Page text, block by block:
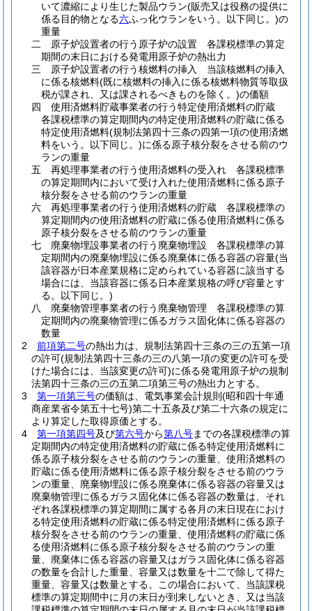
いて濃縮により生じた製品ウラン(販売又は役務の提供に
係る目的物となる六ふっ化ウランをいう。以下同じ。)の
重量
二
原子炉設置者の行う原子炉の設置 各課税標準の算定
期間の末日における発電用原子炉の熱出力
三
原子炉設置者の行う核燃料の挿入 当該核燃料の挿入
に係る核燃料(既に核燃料の挿入に係る核燃料物質等取扱
税が課され、又は課されるべきものを除く。)の価額
四
使用済燃料貯蔵事業者の行う特定使用済燃料の貯蔵
各課税標準の算定期間内の特定使用済燃料の貯蔵に係る
特定使用済燃料(規制法第四十三条の四第一項の使用済燃
料をいう。以下同じ。)に係る原子核分裂をさせる前のウ
ランの重量
五
再処理事業者の行う使用済燃料の受入れ 各課税標準
の算定期間内において受け入れた使用済燃料に係る原子
核分裂をさせる前のウランの重量
六
再処理事業者の行う使用済燃料の貯蔵 各課税標準の
算定期間内の使用済燃料の貯蔵に係る使用済燃料に係る
原子核分裂をさせる前のウランの重量
七
廃棄物埋設事業者の行う廃棄物埋設 各課税標準の算
定期間内の廃棄物埋設に係る廃棄体に係る容器の容量(当
該容器が日本産業規格に定められている容器に該当する
場合には、当該容器に係る日本産業規格の呼び容量とす
る。以下同じ。)
八
廃棄物管理事業者の行う廃棄物管理 各課税標準の算
定期間内の廃棄物管理に係るガラス固化体に係る容器の
数量
2
前項第二号の熱出力は、規制法第四十三条の三の五第一項
の許可(規制法第四十三条の三の八第一項の変更の許可を受
けた場合には、当該変更の許可)に係る発電用原子炉の規制
法第四十三条の三の五第二項第三号の熱出力とする。
3
第一項第三号の価額は、電気事業会計規則 (昭和四十年通
商産業省令第五十七号)第二十五条及び第二十六条の規定に
より算定した取得原価とする。
4
第一項第四号及び第六号から第八号までの各課税標準の算
定期間内の特定使用済燃料の貯蔵に係る特定使用済燃料に
係る原子核分裂をさせる前のウランの重量、使用済燃料の
貯蔵に係る使用済燃料に係る原子核分裂をさせる前のウラ
ンの重量、廃棄物埋設に係る廃棄体に係る容器の容量又は
廃棄物管理に係るガラス固化体に係る容器の数量は、それ
ぞれ各課税標準の算定期間に属する各月の末日現在におけ
る特定使用済燃料の貯蔵に係る特定使用済燃料に係る原子
核分裂をさせる前のウランの重量、使用済燃料の貯蔵に係
る使用済燃料に係る原子核分裂をさせる前のウランの重
量、廃棄体に係る容器の容量又はガラス固化体に係る容器
の数量を合計した重量、容量又は数量を十二で除して得た
重量、容量又は数量とする。
この場合において、当該課税
標準の算定期間中に月の末日が到来しないとき、又は当該